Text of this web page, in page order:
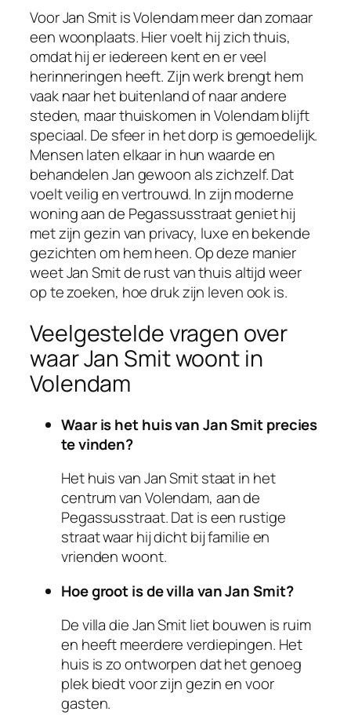
Voor Jan Smit is Volendam meer dan zomaar
een woonplaats. Hier voelt hij zich thuis,
omdat hij er iedereen kent en er veel
herinneringen heeft. Zijn werk brengt hem
vaak naar het buitenland of naar andere
steden, maar thuiskomen in Volendam blijft
speciaal. De sfeer in het dorp is gemoedelijk.
Mensen laten elkaar in hun waarde en
behandelen Jan gewoon als zichzelf. Dat
voelt veilig en vertrouwd. In zijn moderne
woning aan de Pegassusstraat geniet hij
met zijn gezin van privacy, luxe en bekende
gezichten om hem heen. Op deze manier
weet Jan Smit de rust van thuis altijd weer
op te zoeken, hoe druk zijn leven ook is.
Veelgestelde vragen over
waar Jan Smit woont in
Volendam
Waar is het huis van Jan Smit precies
te vinden?
Het huis van Jan Smit staat in het
centrum van Volendam, aan de
Pegassusstraat. Dat is een rustige
straat waar hij dicht bij familie en
vrienden woont.
Hoe groot is de villa van Jan Smit?
De villa die Jan Smit liet bouwen is ruim
en heeft meerdere verdiepingen. Het
huis is zo ontworpen dat het genoeg
plek biedt voor zijn gezin en voor
gasten.